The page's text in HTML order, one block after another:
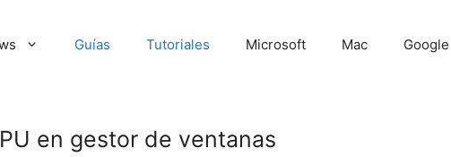
Guías Tutoriales Microsoft Mac Google
en gestor de ventanas